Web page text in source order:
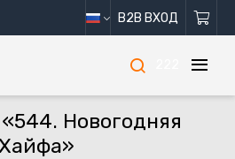
B2B ВХОД
Новогодняя